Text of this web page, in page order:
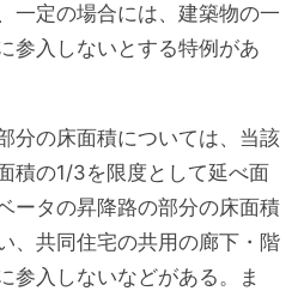
一定の場合には、建築物の一
参入しないとする特例があ
分の床面積については、当該
積の1/3を限度として延べ面
ータの昇降路の部分の床面積
、共同住宅の共用の廊下・階
参入しないなどがある。ま